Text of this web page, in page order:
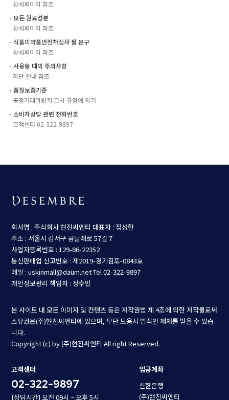
상세페이지 참조
ㆍ모든 원료성분
상세페이지 참조
ㆍ식품의약품안전처심사 필 문구
상세페이지 참조
ㆍ사용할 때의 주의사항
하단 안내 참조
ㆍ품질보증기준
공정거래위원회 고시 규정에 의거
ㆍ소비자상담 관련 전화번호
고객센터 02-322-9897
회사명 : 주식회사 현진씨엔티 대표자 : 정성한
주소 : 서울시 강서구 곰달래로 57길 7
사업자등록번호 : 129-86-22352
통신판매업 신고번호 : 제2019-경기김포-0843호
메일 : uskinmall@daum.netTel 02-322-9897
개인정보관리 책임자 : 정수민
본 사이트 내 모든 이미지 및 컨텐츠 등은 저작권법 제 4조에 의한 저작물로써
소유권은(주)현진씨엔티에 있으며, 무단 도용시 법적인 제재를 받을 수 있습
니다.
Copyright (c) by (주)현진씨엔티 All right Reserved.
고객센터
02-322-9897
[상담시간] 오전 09시 ~ 오후 5시
입금계좌
신한은행
(주)현진씨엔티